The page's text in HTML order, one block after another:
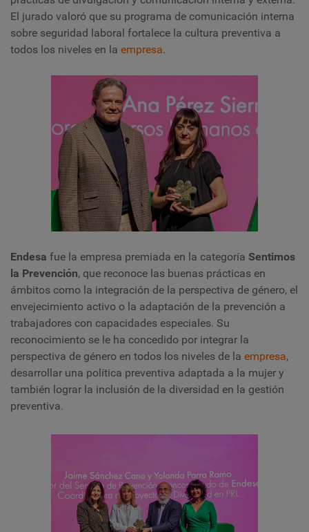
El jurado valoró que su programa de comunicación interna
sobre seguridad laboral fortalece la cultura preventiva a
todos los niveles en la empresa.
Endesa fue la empresa premiada en la categoría Sentimos
la Prevención, que reconoce las buenas prácticas en
ámbitos como la integración de la perspectiva de género, el
envejecimiento activo o la adaptación de la prevención a
trabajadores con capacidades especiales. Su
reconocimiento se le ha concedido por integrar la
perspectiva de género en todos los niveles de la empresa,
desarrollar una política preventiva adaptada a la mujer y
también lograr la inclusión de la diversidad en la gestión
preventiva.